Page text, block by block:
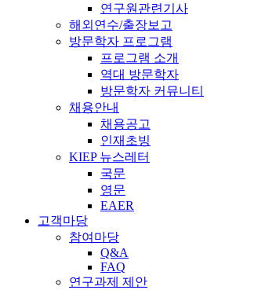
연구원관련기사
해외연수/출장보고
방문학자 프로그램
프로그램 소개
역대 방문학자
방문학자 커뮤니티
채용안내
채용공고
인재초빙
KIEP 뉴스레터
국문
영문
EAER
고객마당
참여마당
Q&A
FAQ
연구과제 제안